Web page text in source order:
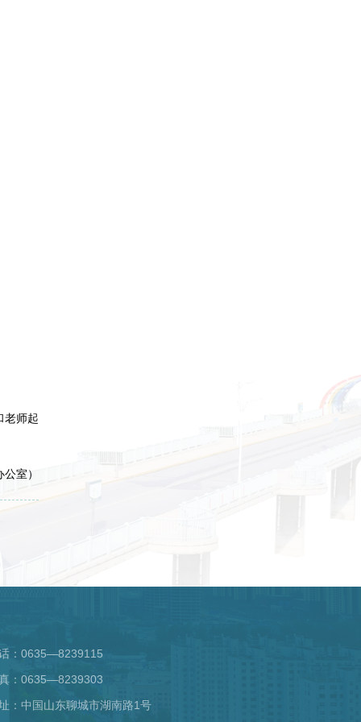
老师起
室）
：0635—8239115
：0635—8239303
：中国山东聊城市湖南路1号